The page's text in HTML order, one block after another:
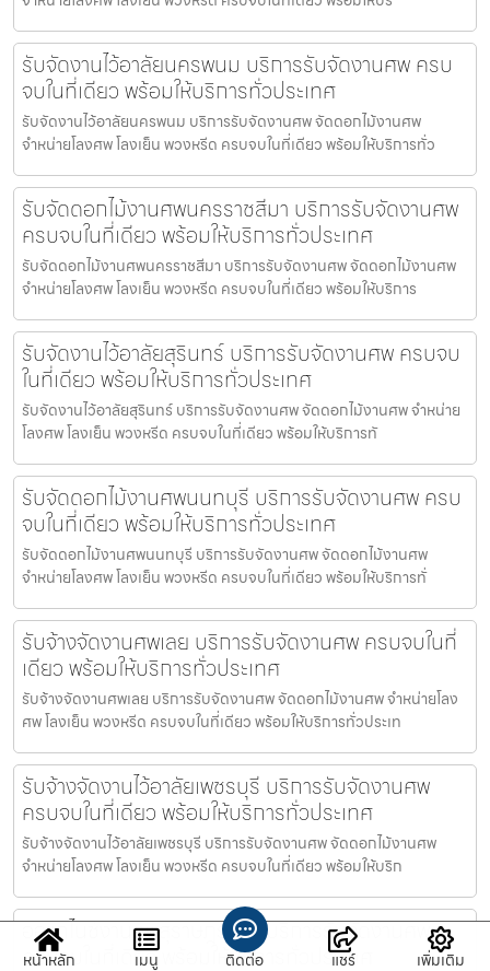
รับจัดงานไว้อาลัยนครพนม บริการรับจัดงานศพ ครบ
จบในที่เดียว พร้อมให้บริการทั่วประเทศ
รับจัดงานไว้อาลัยนครพนม บริการรับจัดงานศพ จัดดอกไม้งานศพ
จำหน่ายโลงศพ โลงเย็น พวงหรีด ครบจบในที่เดียว พร้อมให้บริการทั่ว
รับจัดดอกไม้งานศพนครราชสีมา บริการรับจัดงานศพ
ครบจบในที่เดียว พร้อมให้บริการทั่วประเทศ
รับจัดดอกไม้งานศพนครราชสีมา บริการรับจัดงานศพ จัดดอกไม้งานศพ
จำหน่ายโลงศพ โลงเย็น พวงหรีด ครบจบในที่เดียว พร้อมให้บริการ
รับจัดงานไว้อาลัยสุรินทร์ บริการรับจัดงานศพ ครบจบ
ในที่เดียว พร้อมให้บริการทั่วประเทศ
รับจัดงานไว้อาลัยสุรินทร์ บริการรับจัดงานศพ จัดดอกไม้งานศพ จำหน่าย
โลงศพ โลงเย็น พวงหรีด ครบจบในที่เดียว พร้อมให้บริการทั
รับจัดดอกไม้งานศพนนทบุรี บริการรับจัดงานศพ ครบ
จบในที่เดียว พร้อมให้บริการทั่วประเทศ
รับจัดดอกไม้งานศพนนทบุรี บริการรับจัดงานศพ จัดดอกไม้งานศพ
จำหน่ายโลงศพ โลงเย็น พวงหรีด ครบจบในที่เดียว พร้อมให้บริการทั่
รับจ้างจัดงานศพเลย บริการรับจัดงานศพ ครบจบในที่
เดียว พร้อมให้บริการทั่วประเทศ
รับจ้างจัดงานศพเลย บริการรับจัดงานศพ จัดดอกไม้งานศพ จำหน่ายโลง
ศพ โลงเย็น พวงหรีด ครบจบในที่เดียว พร้อมให้บริการทั่วประเท
รับจ้างจัดงานไว้อาลัยเพชรบุรี บริการรับจัดงานศพ
ครบจบในที่เดียว พร้อมให้บริการทั่วประเทศ
รับจ้างจัดงานไว้อาลัยเพชรบุรี บริการรับจัดงานศพ จัดดอกไม้งานศพ
จำหน่ายโลงศพ โลงเย็น พวงหรีด ครบจบในที่เดียว พร้อมให้บริก
ออแกไนซ์งานศพสุราษฎร์ธานี บริการรับจัดงานศพ
ครบจบในที่เดียว พร้อมให้บริการทั่วประเทศ
หน้าหลัก เมนู ติดต่อ แชร์ เพิ่มเติม